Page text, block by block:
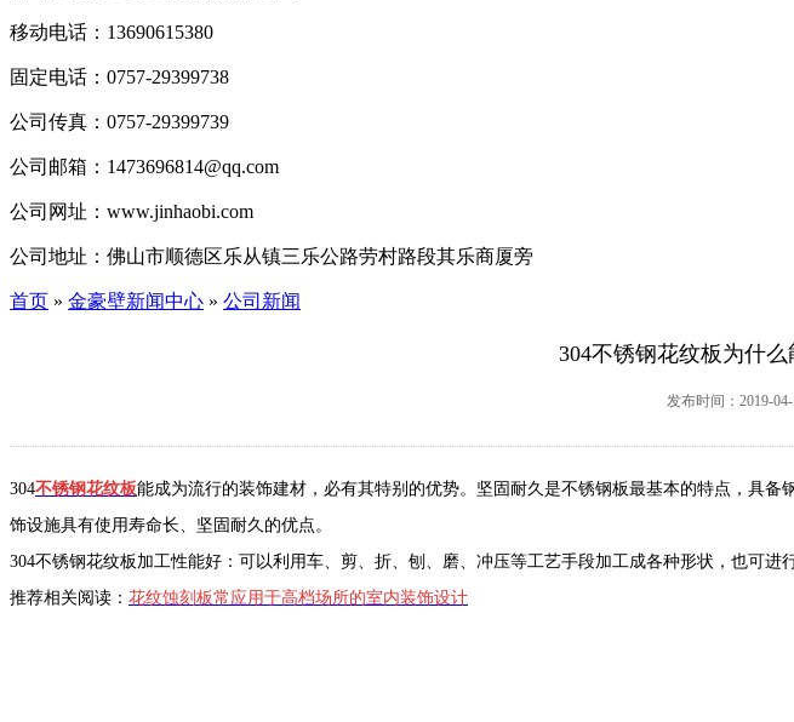
移动电话： 13690615380
固定电话： 0757-29399738
公司传真： 0757-29399739
公司邮箱： 1473696814@qq.com
公司网址： www.jinhaobi.com
公司地址： 佛山市顺德区乐从镇三乐公路劳村路段其乐商厦旁
首页 » 金豪壁新闻中心 » 公司新闻
304不锈钢花纹板为什
发布时间：2019-
304不锈钢花纹板能成为流行的装饰建材，必有其特别的优势。坚固耐久是不锈钢板最基本的特点，具
饰设施具有使用寿命长、坚固耐久的优点。
304不锈钢花纹板加工性能好：可以利用车、剪、折、刨、磨、冲压等工艺手段加工成各种形状，也可
推荐相关阅读： 花纹蚀刻板常应用于高档场所的室内装饰设计